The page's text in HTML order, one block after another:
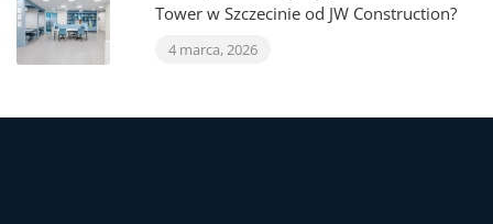
Tower w Szczecinie od JW Construction?
4 marca, 2026